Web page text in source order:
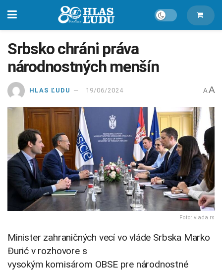
Srbsko chráni práva
národnostných menšín
HLAS ĽUDU 19/06/2024 A A
Foto: vlada.rs
Minister zahraničných vecí vo vláde Srbska Marko
Đurić v rozhovore s
vysokým komisárom OBSE pre národnostné